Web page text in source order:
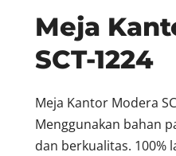
Meja
SCT-1224
Meja Kantor Modera
Menggunakan bahan
dan berkualitas. 100%